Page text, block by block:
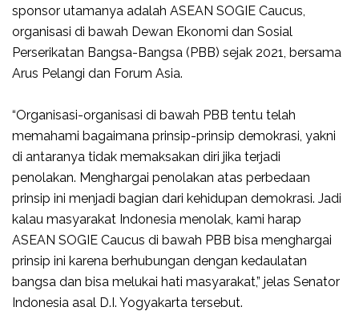
sponsor utamanya adalah ASEAN SOGIE Caucus,
organisasi di bawah Dewan Ekonomi dan Sosial
Perserikatan Bangsa-Bangsa (PBB) sejak 2021, bersama
Arus Pelangi dan Forum Asia.
“Organisasi-organisasi di bawah PBB tentu telah
memahami bagaimana prinsip-prinsip demokrasi, yakni
di antaranya tidak memaksakan diri jika terjadi
penolakan. Menghargai penolakan atas perbedaan
prinsip ini menjadi bagian dari kehidupan demokrasi. Jadi
kalau masyarakat Indonesia menolak, kami harap
ASEAN SOGIE Caucus di bawah PBB bisa menghargai
prinsip ini karena berhubungan dengan kedaulatan
bangsa dan bisa melukai hati masyarakat,” jelas Senator
Indonesia asal D.I. Yogyakarta tersebut.